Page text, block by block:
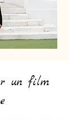
un film